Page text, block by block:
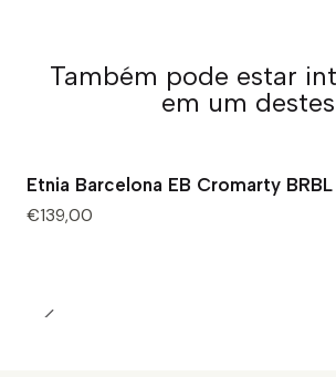
Também pode estar
em um destes
Etnia Barcelona EB Cromarty BRBL
€139,00